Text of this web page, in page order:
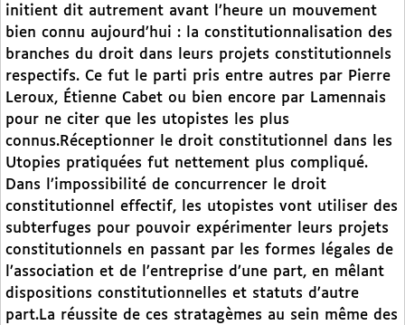
initient dit autrement avant l’heure un mouvement
bien connu aujourd’hui : la constitutionnalisation des
branches du droit dans leurs projets constitutionnels
respectifs. Ce fut le parti pris entre autres par Pierre
Leroux, Étienne Cabet ou bien encore par Lamennais
pour ne citer que les utopistes les plus
connus.Réceptionner le droit constitutionnel dans les
Utopies pratiquées fut nettement plus compliqué.
Dans l’impossibilité de concurrencer le droit
constitutionnel effectif, les utopistes vont utiliser des
subterfuges pour pouvoir expérimenter leurs projets
constitutionnels en passant par les formes légales de
l’association et de l’entreprise d’une part, en mêlant
dispositions constitutionnelles et statuts d’autre
part.La réussite de ces stratagèmes au sein même des